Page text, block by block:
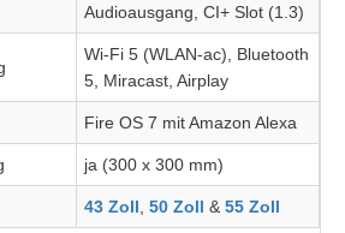
Audioausgang, CI+ Slot (1.3)
Wi-Fi 5 (WLAN-ac), Bluetooth
5, Miracast, Airplay
Fire OS 7 mit Amazon Alexa
ja (300 x 300 mm)
43 Zoll 50 Zoll & 55 Zoll